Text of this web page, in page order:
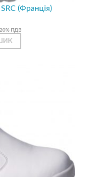
(Франція)
ПДВ